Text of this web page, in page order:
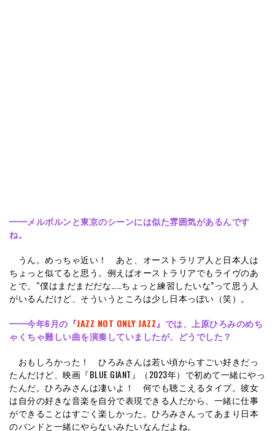
━━メルボルンと東京のシーンには似た雰囲気があるんです
ね。
うん。めっちゃ近い！ あと、オーストラリア人と日本人は
ちょっと似てると思う。例えばオーストラリアでもライヴのあ
とで、“僕はまだまだだな……ちょっと練習したいな”って思う人
がいるんだけど、そういうところは少し日本っぽい（笑）。
━━今年6月の『JAZZ NOT ONLY JAZZ』では、上原ひろみのめち
ゃくちゃ難しい曲を演奏していましたが、どうでした？
おもしろかった！ ひろみさんは若い頃からすごい好きだっ
たんだけど、映画『BLUE GIANT』（2023年）で初めて一緒にやっ
たんだ。ひろみさんは凄いよ！ 何でも聴こえるタイプ。彼女
は自分の好きな音楽を自分で表現できる人だから、一緒に仕事
ができることはすごく楽しかった。ひろみさんってあまり日本
のバンドと一緒にやらないみたいなんだよね。